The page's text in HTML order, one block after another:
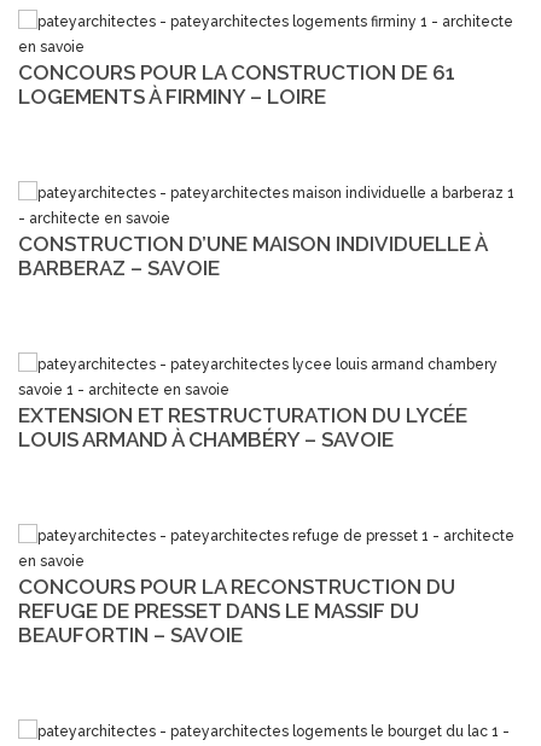
CONCOURS POUR LA CONSTRUCTION DE 61
LOGEMENTS À FIRMINY – LOIRE
CONSTRUCTION D’UNE MAISON INDIVIDUELLE À
BARBERAZ – SAVOIE
EXTENSION ET RESTRUCTURATION DU LYCÉE
LOUIS ARMAND À CHAMBÉRY – SAVOIE
CONCOURS POUR LA RECONSTRUCTION DU
REFUGE DE PRESSET DANS LE MASSIF DU
BEAUFORTIN – SAVOIE